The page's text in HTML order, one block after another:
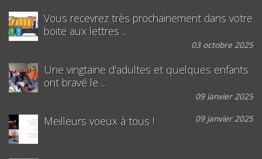
Vous recevrez très prochainement dans votre
boite aux lettres ...
03 octobre 2025
Une vingtaine d'adultes et quelques enfants
ont bravé le ...
09 janvier 2025
Meilleurs voeux à tous ! 09 janvier 2025